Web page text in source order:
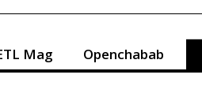
Mag Openchabab